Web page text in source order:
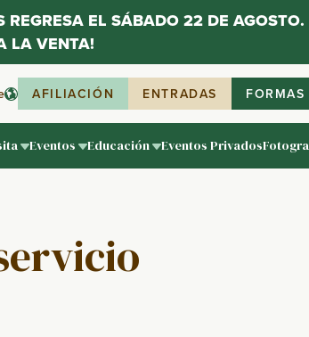
AFILIACIÓN ENTRADAS
Eventos Educación Eventos Privados
REGRESA EL SÁBADO 22 DE AGOSTO.
LA VENTA!